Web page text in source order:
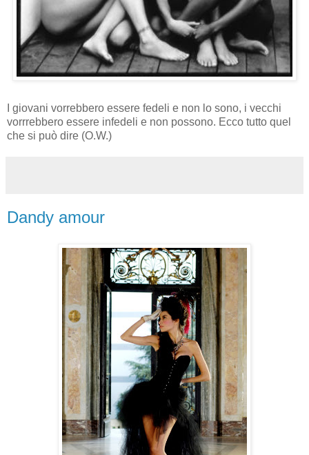
I giovani vorrebbero essere fedeli e non lo sono, i vecchi
vorrrebbero essere infedeli e non possono. Ecco tutto quel
che si può dire (O.W.)
Dandy amour